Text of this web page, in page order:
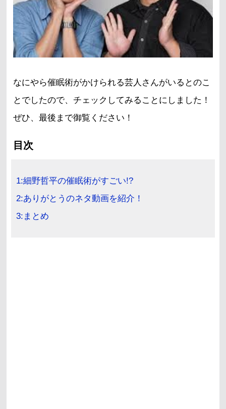
なにやら催眠術がかけられる芸人さんがいるとのこ
とでしたので、チェックしてみることにしました！
ぜひ、最後まで御覧ください！
目次
1:細野哲平の催眠術がすごい!?
2:ありがとうのネタ動画を紹介！
3:まとめ